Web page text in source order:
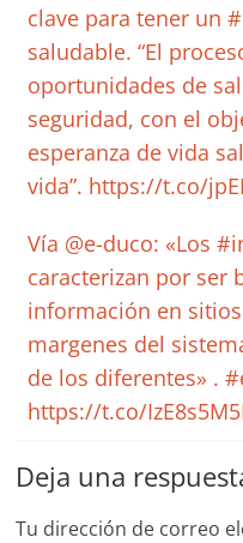
clave para tener un
saludable. “El
oportunidades de
seguridad, con el
esperanza de vida
vida”. https://t.co/
Vía @e-duco: «Los
caracterizan por ser
información en
margenes del
de los diferentes» .
https://t.co/
Deja una
Tu dirección de correo